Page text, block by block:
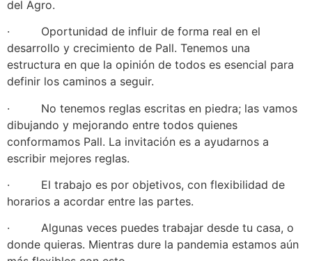
del Agro.
· Oportunidad de influir de forma real en el
desarrollo y crecimiento de Pall. Tenemos una
estructura en que la opinión de todos es esencial para
definir los caminos a seguir.
· No tenemos reglas escritas en piedra; las vamos
dibujando y mejorando entre todos quienes
conformamos Pall. La invitación es a ayudarnos a
escribir mejores reglas.
· El trabajo es por objetivos, con flexibilidad de
horarios a acordar entre las partes.
· Algunas veces puedes trabajar desde tu casa, o
donde quieras. Mientras dure la pandemia estamos aún